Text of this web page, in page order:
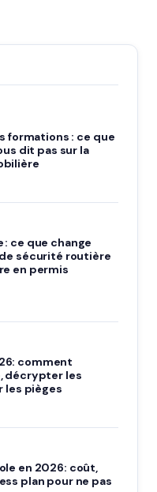
formations : ce que
dit pas sur la
ce que change
sécurité routière
en permis
comment
décrypter les
les pièges
en 2026: coût,
plan pour ne pas